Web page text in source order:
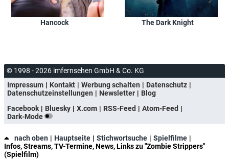
Hancock The Dark Knight
© 1998 - 2026 imfernsehen GmbH & Co. KG
Impressum
Kontakt Werbung schalten
Datenschutz
Datenschutzeinstellungen
Newsletter
Blog
Facebook
Bluesky X.com RSS-Feed
Atom-Feed
Dark-Mode
nach oben Hauptseite Stichwortsuche
Spielfilme
Infos, Streams, TV-Termine, News, Links zu "Zombie Strippers"
(Spielfilm)